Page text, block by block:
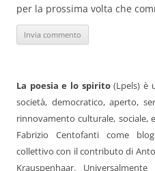
per la prossima volta che
La poesia e lo spirito(Lpels) è
società, democratico, aperto,
rinnovamento culturale, sociale,
Fabrizio Centofanti come
collettivo con il contributo di
Krauspenhaar.